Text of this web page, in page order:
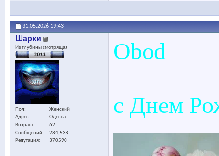
31.05.2026 19:43
Шарки
Из глубины смотрящая
Пол
Женский
Адрес
Одесса
Возраст
62
Сообщений
284,538
Репутация
370590
Obod
с Днем